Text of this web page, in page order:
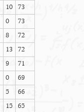
10 73
0
73
8
72
13
72
9
71
0
69
5
66
15 65